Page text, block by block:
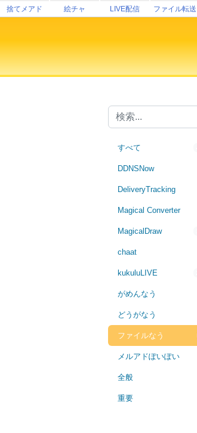
捨てメアド 絵チャ LIVE配信 ファイル転送
すべて
DDNSNow
DeliveryTracking
Magical Converter
MagicalDraw
chaat
kukuluLIVE
がめんなう
どうがなう
ファイルなう
メルアドぽいぽい
全般
重要